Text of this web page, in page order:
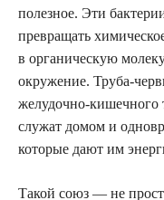
полезное. Эти
превращать
в органическую
окружение. Труба-
желудочно-кишечного
служат домом и
которые дают им
Такой союз — не